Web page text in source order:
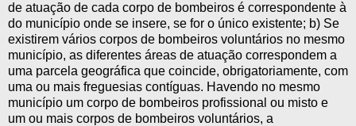
de atuação de cada corpo de bombeiros é correspondente à
do município onde se insere, se for o único existente; b) Se
existirem vários corpos de bombeiros voluntários no mesmo
município, as diferentes áreas de atuação correspondem a
uma parcela geográfica que coincide, obrigatoriamente, com
uma ou mais freguesias contíguas. Havendo no mesmo
município um corpo de bombeiros profissional ou misto e
um ou mais corpos de bombeiros voluntários, a